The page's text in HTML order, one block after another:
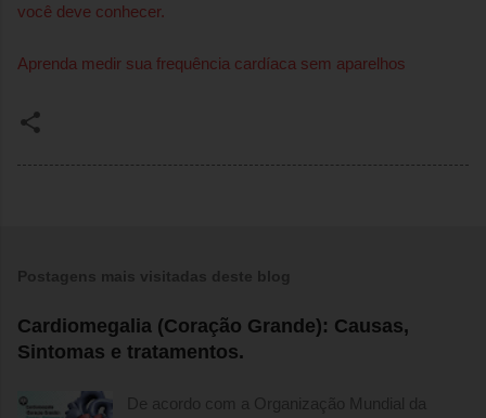
você deve conhecer.
Aprenda medir sua frequência cardíaca sem aparelhos
Postagens mais visitadas deste blog
Cardiomegalia (Coração Grande): Causas,
Sintomas e tratamentos.
De acordo com a Organização Mundial da